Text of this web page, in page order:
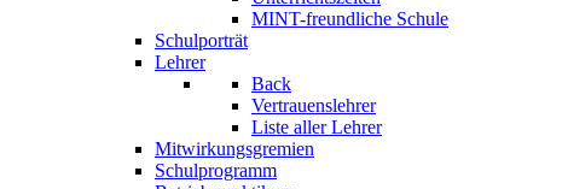
MINT-freundliche Schule
Schulporträt
Lehrer
Back
Vertrauenslehrer
Liste aller Lehrer
Mitwirkungsgremien
Schulprogramm